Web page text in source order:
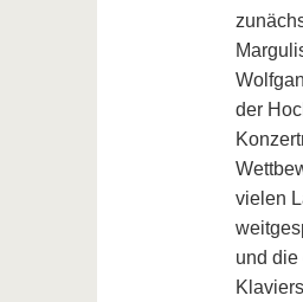
der
vielen
und